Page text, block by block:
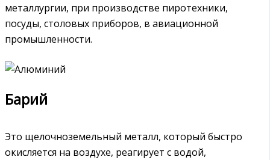
металлургии, при производстве пиротехники,
посуды, столовых приборов, в авиационной
промышленности.
Барий
Это щелочноземельный металл, который быстро
окисляется на воздухе, реагирует с водой,